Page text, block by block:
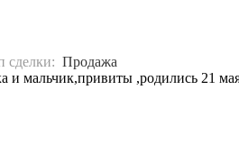
сделки: Продажа
и мальчик,привиты ,родились 21